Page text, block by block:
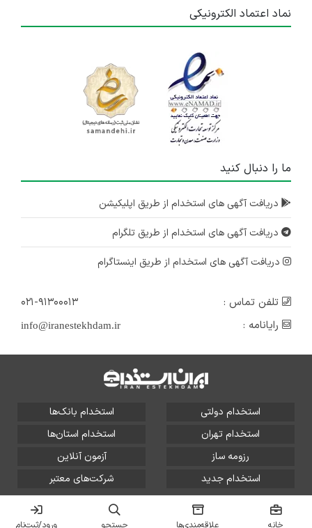
نماد اعتماد الکترونیکی
ما را دنبال کنید
دریافت آگهی های استخدام از طریق اپلیکیشن
دریافت آگهی های استخدام از طریق تلگرام
دریافت آگهی های استخدام از طریق اینستاگرام
تلفن تماس :
۰۲۱-۹۱۳۰۰۰۱۳
رایانامه :
info@iranestekhdam.ir
استخدام دولتی
استخدام بانک‌ها
استخدام تهران
استخدام استان‌ها
رزومه ساز
آزمون آنلاین
استخدام جدید
شرکت‌های معتبر
تمامی حقوق این سایت برای آلتین سیستم محفوظ است و هر
گونه سوءاستفاده از آن پیگرد قانونی دارد.
خانه علاقه‌مندی‌ها جستجو ورود/ثبت‌نام